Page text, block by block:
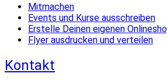
Mitmachen
Events und Kurse ausschreiben
Erstelle Deinen eigenen
Flyer ausdrucken und verteilen
Kontakt